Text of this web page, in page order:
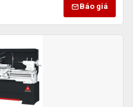
Báo giá